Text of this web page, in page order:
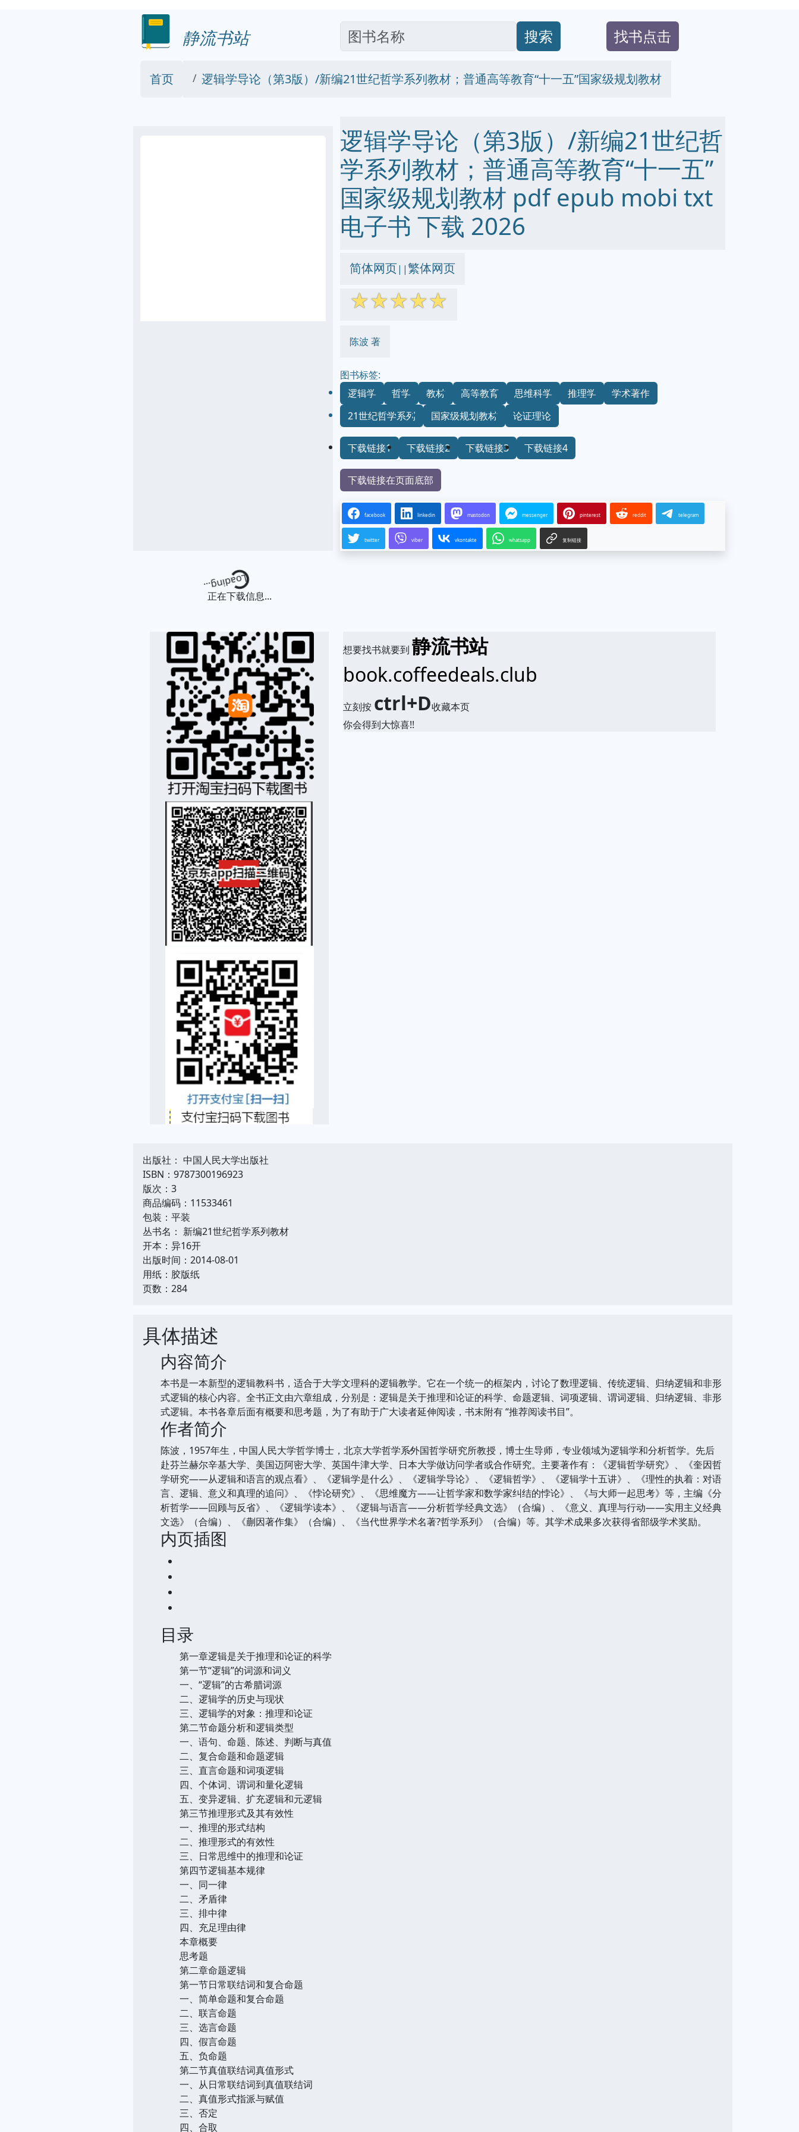
静流书站 搜索 找书点击
首页 逻辑学导论（第3版）/新编21世纪哲学系列教材；普通高等教育“十一五”国家级规划教材
逻辑学导论（第3版）/新编21世纪哲
学系列教材；普通高等教育“十一五”
国家级规划教材 pdf epub mobi txt
电子书 下载 2026
简体网页||繁体网页
☆☆☆☆☆
陈波 著
图书标签:
逻辑学
哲学 教材 高等教育 思维科学 推理学
学术著作
21世纪哲学系列
国家级规划教材 论证理论
下载链接1 下载链接2 下载链接3 下载链接4
下载链接在页面底部
facebook linkedin mastodon messenger pinterest reddit telegram
twitter viber vkontakte whatsapp 复制链接
Loading...
正在下载信息...
想要找书就要到静流书站
book.coffeedeals.club
立刻按 ctrl+D收藏本页
你会得到大惊喜!!
出版社： 中国人民大学出版社
ISBN：9787300196923
版次：3
商品编码：11533461
包装：平装
丛书名： 新编21世纪哲学系列教材
开本：异16开
出版时间：2014-08-01
用纸：胶版纸
页数：284
具体描述
内容简介
本书是一本新型的逻辑教科书，适合于大学文理科的逻辑教学。它在一个统一的框架内，讨论了数理逻辑、传统逻辑、归纳逻辑和非形
式逻辑的核心内容。全书正文由六章组成，分别是：逻辑是关于推理和论证的科学、命题逻辑、词项逻辑、谓词逻辑、归纳逻辑、非形
式逻辑。本书各章后面有概要和思考题，为了有助于广大读者延伸阅读，书末附有 “推荐阅读书目”。
作者简介
陈波，1957年生，中国人民大学哲学博士，北京大学哲学系∕外国哲学研究所教授，博士生导师，专业领域为逻辑学和分析哲学。先后
赴芬兰赫尔辛基大学、美国迈阿密大学、英国牛津大学、日本大学做访问学者或合作研究。主要著作有：《逻辑哲学研究》、《奎因哲
学研究——从逻辑和语言的观点看》、《逻辑学是什么》、《逻辑学导论》、《逻辑哲学》、《逻辑学十五讲》、《理性的执着：对语
言、逻辑、意义和真理的追问》、《悖论研究》、《思维魔方——让哲学家和数学家纠结的悖论》、《与大师一起思考》等，主编《分
析哲学——回顾与反省》、《逻辑学读本》、《逻辑与语言——分析哲学经典文选》（合编）、《意义、真理与行动——实用主义经典
文选》（合编）、《蒯因著作集》（合编）、《当代世界学术名著?哲学系列》（合编）等。其学术成果多次获得省部级学术奖励。
内页插图
目录
第一章逻辑是关于推理和论证的科学
第一节“逻辑”的词源和词义
一、“逻辑”的古希腊词源
二、逻辑学的历史与现状
三、逻辑学的对象：推理和论证
第二节命题分析和逻辑类型
一、语句、命题、陈述、判断与真值
二、复合命题和命题逻辑
三、直言命题和词项逻辑
四、个体词、谓词和量化逻辑
五、变异逻辑、扩充逻辑和元逻辑
第三节推理形式及其有效性
一、推理的形式结构
二、推理形式的有效性
三、日常思维中的推理和论证
第四节逻辑基本规律
一、同一律
二、矛盾律
三、排中律
四、充足理由律
本章概要
思考题
第二章命题逻辑
第一节日常联结词和复合命题
一、简单命题和复合命题
二、联言命题
三、选言命题
四、假言命题
五、负命题
第二节真值联结词真值形式
一、从日常联结词到真值联结词
二、真值形式指派与赋值
三、否定
四、合取